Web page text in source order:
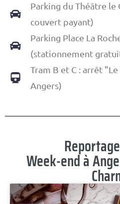
Parking du Théâtre
couvert payant)
Parking Place La
(stationnement
Tram B et C : arrêt
Angers)
Week-end à